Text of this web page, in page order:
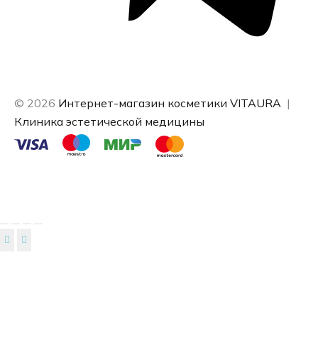
© 2026 Интернет-магазин косметики VITAURA |
Клиника эстетической медицины